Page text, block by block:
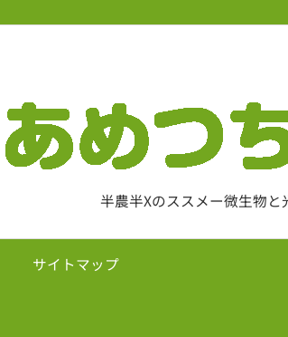
半農半Xのススメー微生物
サイトマップ